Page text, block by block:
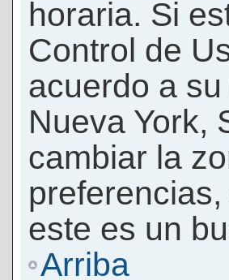
horaria. Si
Control de
acuerdo a
Nueva York,
cambiar la
este es un
Arriba